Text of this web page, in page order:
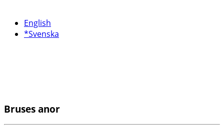
English
*Svenska
Bruses anor